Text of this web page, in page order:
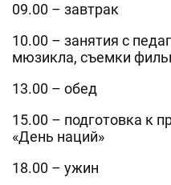
09.00 – завтрак
10.00 – занятия с
мюзикла, съемки
13.00 – обед
15.00 – подготовка к
«День наций»
18.00 – ужин